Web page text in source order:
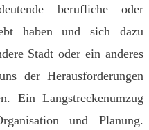
berufliche oder
haben und sich dazu
Stadt oder ein anderes
der Herausforderungen
Ein Langstreckenumzug
und Planung.